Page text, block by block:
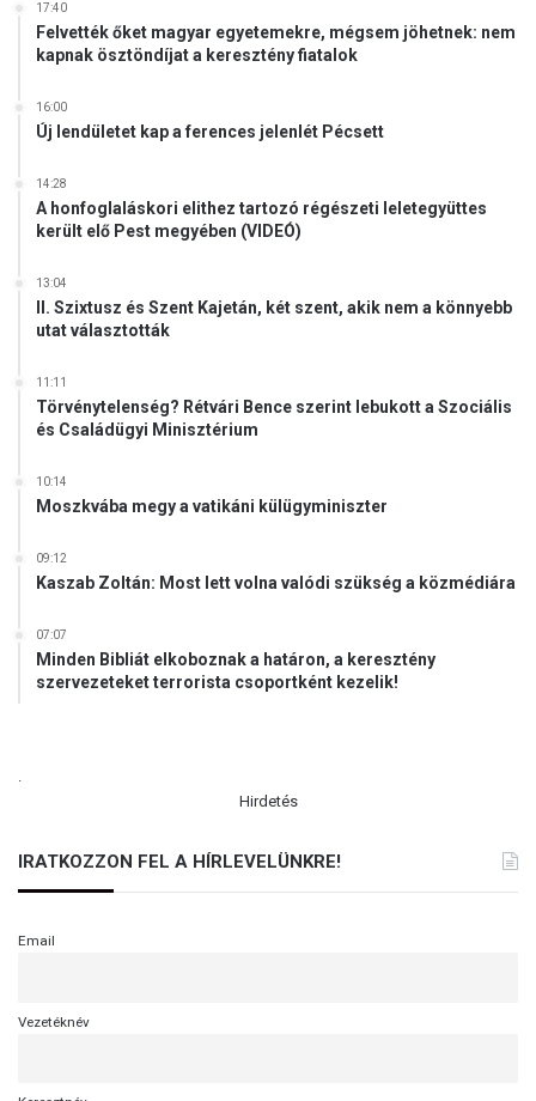
17:40
Felvették őket magyar egyetemekre, mégsem jöhetnek: nem
kapnak ösztöndíjat a keresztény fiatalok
16:00
Új lendületet kap a ferences jelenlét Pécsett
14:28
A honfoglaláskori elithez tartozó régészeti leletegyüttes
került elő Pest megyében (VIDEÓ)
13:04
II. Szixtusz és Szent Kajetán, két szent, akik nem a könnyebb
utat választották
11:11
Törvénytelenség? Rétvári Bence szerint lebukott a Szociális
és Családügyi Minisztérium
10:14
Moszkvába megy a vatikáni külügyminiszter
09:12
Kaszab Zoltán: Most lett volna valódi szükség a közmédiára
07:07
Minden Bibliát elkoboznak a határon, a keresztény
szervezeteket terrorista csoportként kezelik!
.
Hirdetés
IRATKOZZON FEL A HÍRLEVELÜNKRE!
Email
Vezetéknév